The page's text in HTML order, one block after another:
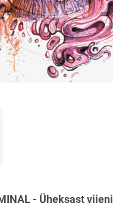
- Üheksast viieni